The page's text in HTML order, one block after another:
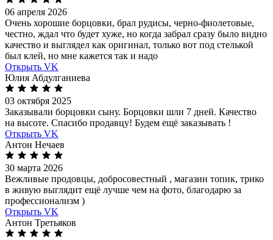
06 апреля 2026
Очень хорошие борцовки, брал рудисы, черно-фиолетовые,
честно, ждал что будет хуже, но когда забрал сразу было видно
качество и выглядел как оригинал, только вот под стелькой
был клей, но мне кажется так и надо
Открыть VK
Юлия Абдулганиева
03 октября 2025
Заказывали борцовки сыну. Борцовки шли 7 дней. Качество
на высоте. Спасибо продавцу! Будем ещё заказывать !
Открыть VK
Антон Нечаев
30 марта 2026
Вежливые продовцы, добросовестный , магазин топик, трико
в живую выглядит ещё лучше чем на фото, благодарю за
профессионализм )
Открыть VK
Антон Третьяков